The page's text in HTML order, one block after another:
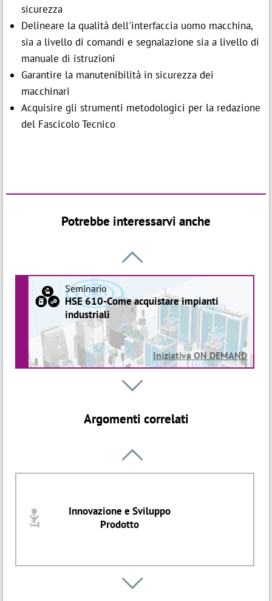
sicurezza
Delineare la qualità dell'interfaccia uomo macchina,
sia a livello di comandi e segnalazione sia a livello di
manuale di istruzioni
Garantire la manutenibilità in sicurezza dei
macchinari
Acquisire gli strumenti metodologici per la redazione
del Fascicolo Tecnico
Potrebbe interessarvi anche

a Seminario
HSE 610-Come acquistare impianti
industriali
Iniziativa ON DEMAND
Product Development Excellence

Argomenti correlati

O
Innovazione e Sviluppo
Prodotto
